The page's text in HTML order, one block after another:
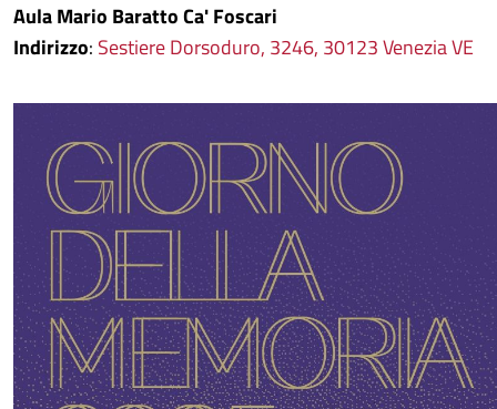
Aula Mario Baratto Ca' Foscari
Indirizzo: Sestiere Dorsoduro, 3246, 30123 Venezia VE